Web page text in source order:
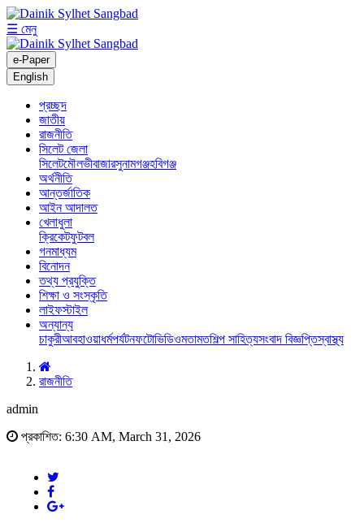
☰ মেনু
e-Paper
English
প্রচ্ছদ
জাতীয়
রাজনীতি
সিলেট জেলা
সিলেটমৌলভীবাজারসুনামগঞ্জহবিগঞ্জ
অর্থনীতি
আন্তর্জাতিক
আইন আদালত
খেলাধুলা
ক্রিকেটফুটবল
গনমাধ্যম
বিনোদন
তথ্য প্রযুক্তি
শিক্ষা ও সংস্কৃতি
লাইফস্টাইল
অন্যান্য
চাকুরীআবহাওয়াধর্মপর্যটনফটোভিডিওমতামতশিল্প সাহিত্যসংবাদ বিজ্ঞপ্তিস্বাস্থ্য
রাজনীতি
admin
প্রকাশিত: 6:30 AM, March 31, 2026